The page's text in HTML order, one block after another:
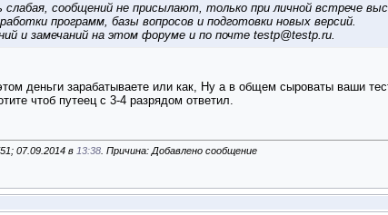
слабая, сообщений не присылают, только при личной встрече
программ, базы вопросов и подготовки новых версий.
и замечаний на этом форуме и по почте testp@testp.ru.
деньги зарабатываете или как, Ну а в общем сыроваты ваши
чтоб путеец с 3-4 разрядом ответил.
07.09.2014 в 13:38 . Причина: Добавлено сообщение